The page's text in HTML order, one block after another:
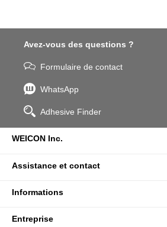
Avez-vous des questions ?
Formulaire de contact
WhatsApp
Adhesive Finder
WEICON Inc.
Assistance et contact
Informations
Entreprise